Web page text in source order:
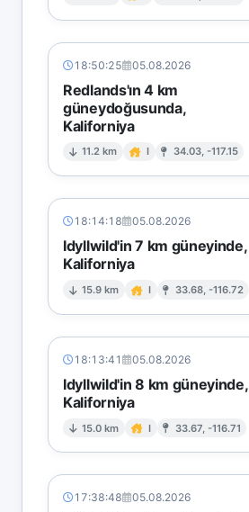
18:50:25 05.08.2026
Redlands'ın 4 km
güneydoğusunda,
Kaliforniya
11.2 km I 34.03, -117.15
18:14:18 05.08.2026
Idyllwild'in 7 km güneyinde,
Kaliforniya
15.9 km I 33.68, -116.72
18:13:41 05.08.2026
Idyllwild'in 8 km güneyinde,
Kaliforniya
15.0 km I 33.67, -116.71
17:38:48 05.08.2026